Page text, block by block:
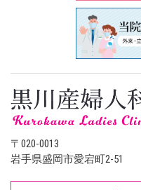
〒020-0013
岩手県盛岡市愛宕町2-51